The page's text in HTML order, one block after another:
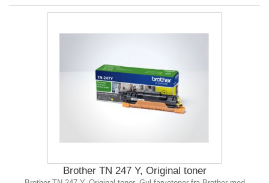
Brother TN 247 Y, Original toner